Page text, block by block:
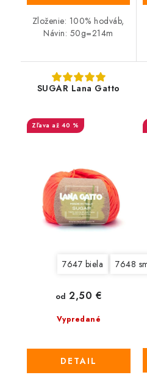
Zloženie: 100% hodváb,
Návin: 50g=214m
SUGAR Lana Gatto
až 40 %
7647 biela 7648
Vypredané
od 2,50 €
DETAIL